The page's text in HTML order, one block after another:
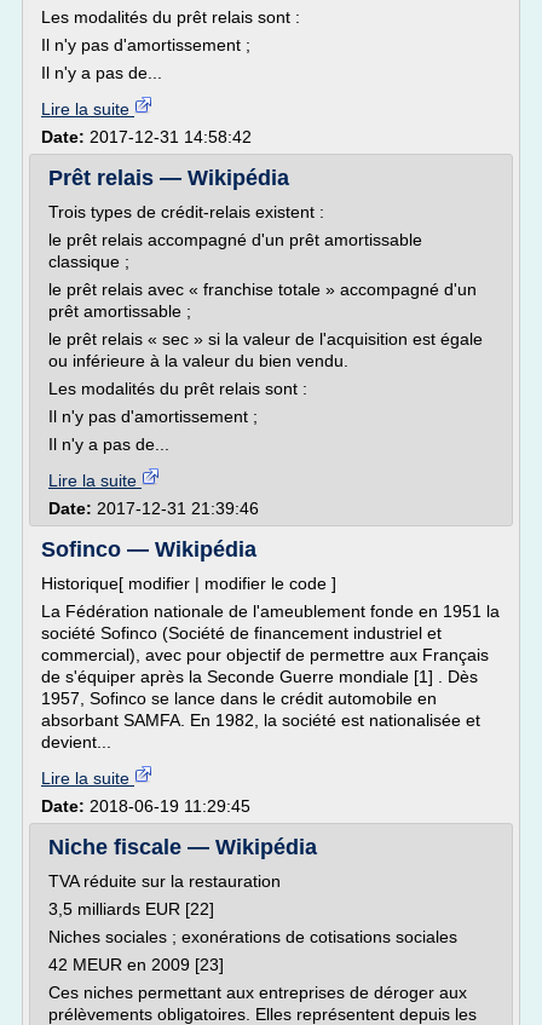
Les modalités du prêt relais sont :
Il n'y pas d'amortissement ;
Il n'y a pas de...
Lire la suite
Date: 2017-12-31 14:58:42
Prêt relais — Wikipédia
Trois types de crédit-relais existent :
le prêt relais accompagné d'un prêt amortissable
classique ;
le prêt relais avec « franchise totale » accompagné d'un
prêt amortissable ;
le prêt relais « sec » si la valeur de l'acquisition est égale
ou inférieure à la valeur du bien vendu.
Les modalités du prêt relais sont :
Il n'y pas d'amortissement ;
Il n'y a pas de...
Lire la suite
Date: 2017-12-31 21:39:46
Sofinco — Wikipédia
Historique[ modifier | modifier le code ]
La Fédération nationale de l'ameublement fonde en 1951 la
société Sofinco (Société de financement industriel et
commercial), avec pour objectif de permettre aux Français
de s'équiper après la Seconde Guerre mondiale [1] . Dès
1957, Sofinco se lance dans le crédit automobile en
absorbant SAMFA. En 1982, la société est nationalisée et
devient...
Lire la suite
Date: 2018-06-19 11:29:45
Niche fiscale — Wikipédia
TVA réduite sur la restauration
3,5 milliards EUR [22]
Niches sociales ; exonérations de cotisations sociales
42 MEUR en 2009 [23]
Ces niches permettant aux entreprises de déroger aux
prélèvements obligatoires. Elles représentent depuis les